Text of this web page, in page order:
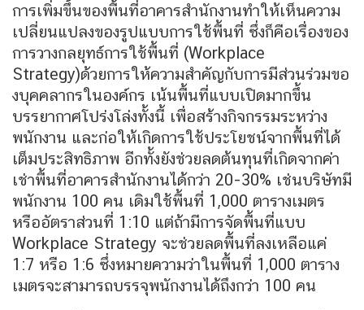
การเพิ่มขึ้นของพื้นที่อาคารสำนักงานทำให้เห็นความ
เปลี่ยนแปลงของรูปแบบการใช้พื้นที่ ซึ่งก็คือเรื่องของ
การวางกลยุทธ์การใช้พื้นที่ (Workplace
Strategy)ด้วยการให้ความสำคัญกับการมีส่วนร่วมขอ
งบุคคลากรในองค์กร เน้นพื้นที่แบบเปิดมากขึ้น
บรรยากาศโปร่งโล่งทั้งนี้ เพื่อสร้างกิจกรรมระหว่าง
พนักงาน และก่อให้เกิดการใช้ประโยชน์จากพื้นที่ได้
เต็มประสิทธิภาพ อีกทั้งยังช่วยลดต้นทุนที่เกิดจากค่า
เช่าพื้นที่อาคารสำนักงานได้กว่า 20-30% เช่นบริษัทมี
พนักงาน 100 คน เดิมใช้พื้นที่ 1,000 ตารางเมตร
หรืออัตราส่วนที่ 1:10 แต่ถ้ามีการจัดพื้นที่แบบ
Workplace Strategy จะช่วยลดพื้นที่ลงเหลือแค่
1:7 หรือ 1:6 ซึ่งหมายความว่าในพื้นที่ 1,000 ตาราง
เมตรจะสามารถบรรจุพนักงานได้ถึงกว่า 100 คน